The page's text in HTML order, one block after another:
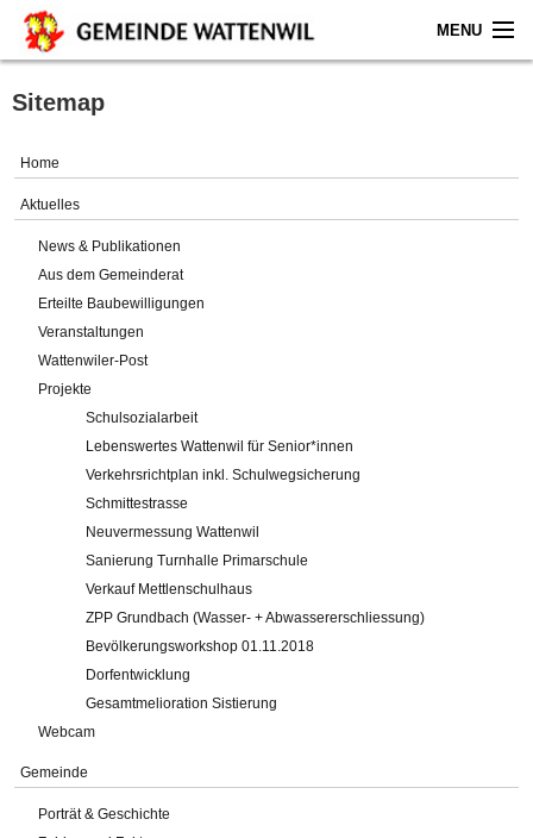
MENU
Home
Gemeinde
Verwaltung
Online-Service
Impressum
Sitemap
Home
Aktuelles
News & Publikationen
Aus dem Gemeinderat
Erteilte Baubewilligungen
Veranstaltungen
Wattenwiler-Post
Projekte
Schulsozialarbeit
Lebenswertes Wattenwil für Senior*innen
Verkehrsrichtplan inkl. Schulwegsicherung
Schmittestrasse
Neuvermessung Wattenwil
Sanierung Turnhalle Primarschule
Verkauf Mettlenschulhaus
ZPP Grundbach (Wasser- + Abwassererschliessung)
Bevölkerungsworkshop 01.11.2018
Dorfentwicklung
Gesamtmelioration Sistierung
Webcam
Gemeinde
Porträt & Geschichte